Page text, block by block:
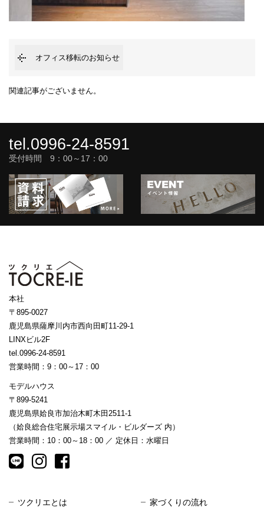
オフィス移転のお知らせ
関連記事がございません。
tel.0996-24-8591
受付時間 9：00～17：00
本社
〒895-0027
鹿児島県薩摩川内市西向田町11-29-1
LINXビル2F
tel.0996-24-8591
営業時間：9：00～17：00
モデルハウス
〒899-5241
鹿児島県姶良市加治木町木田2511-1
（姶良総合住宅展示場スマイル・ビルダーズ 内）
営業時間：10：00～18：00 ／ 定休日：水曜日
ツクリエとは 家づくりの流れ